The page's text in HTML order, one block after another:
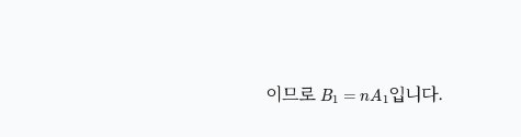
이므로 입니다.